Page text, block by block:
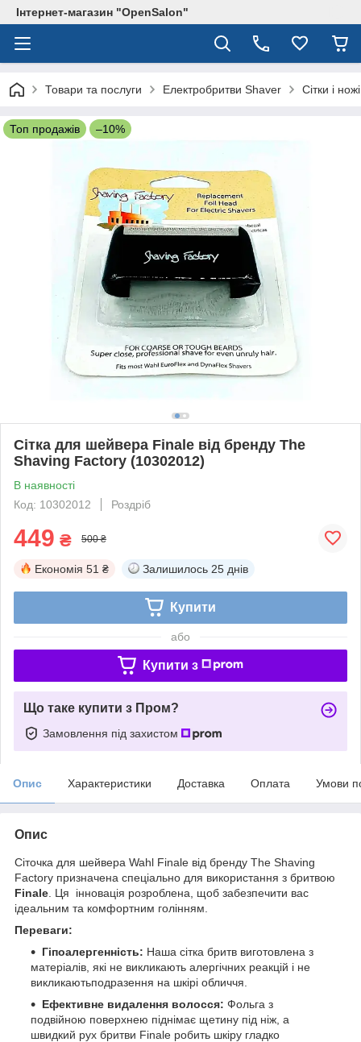
Інтернет-магазин "OpenSalon"
Товари та послуги Електробритви Shaver Сітки і
Топ продажів –10%
Сітка для шейвера Finale від бренду The
Shaving Factory (10302012)
В наявності
Код: 10302012
Роздріб
449 ₴ 500 ₴
Економія 51 ₴ Залишилось 25 днів
Купити
або
Купити з
Що таке купити з Пром?
Замовлення під захистом
Опис Характеристики Доставка Оплата Умови
Опис
Сіточка для шейвера Wahl Finale від бренду The Shaving
Factory призначена спеціально для використання з бритвою
Finale . Ця інновація розроблена, щоб забезпечити вас
ідеальним та комфортним голінням.
Переваги:
Гіпоалергенність: Наша сітка бритв виготовлена з
матеріалів, які не викликають алергічних реакцій і не
викликаютьподразення на шкірі обличчя.
Ефективне видалення волосся: Фольга з
подвійною поверхнею піднімає щетину під ніж, а
швидкий рух бритви Finale робить шкіру гладко